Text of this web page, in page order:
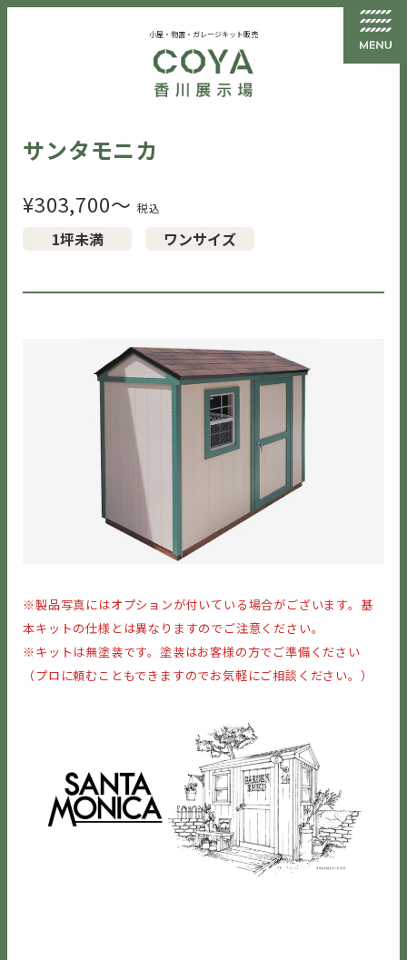
小屋・物置・ガレージキット販売
サンタモニカ
¥303,700〜
1坪未満 ワンサイズ
※製品写真にはオプションが付いている場合がございます。基
本キットの仕様とは異なりますのでご注意ください。
※キットは無塗装です。塗装はお客様の方でご準備ください
（プロに頼むこともできますのでお気軽にご相談ください。）